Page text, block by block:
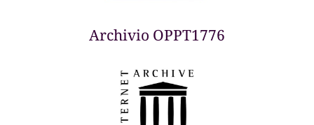
Archivio OPPT1776